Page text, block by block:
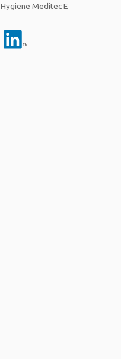
Hygiene Meditec E